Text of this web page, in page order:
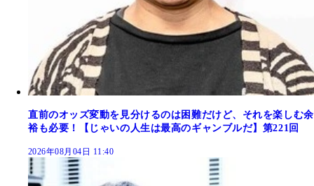
直前のオッズ変動を見分けるのは困難だけど、それを楽しむ余
裕も必要！【じゃいの人生は最高のギャンブルだ】第221回
2026年08月04日 11:40